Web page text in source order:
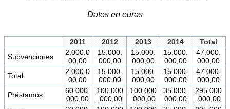
Datos en euros
2011 2012 2013 2014
Total
Subvenciones
2.000.0
00,00
15.000.
000,00
15.000.
000,00
15.000.
000,00
47.000.
000,00
Total
2.000.0
00,00
15.000.
000,00
15.000.
000,00
15.000.
000,00
47.000.
000,00
Préstamos
60.000.
000,00
100.000
.000,00
100.000
.000,00
35.000.
000,00
295.000
.000,00